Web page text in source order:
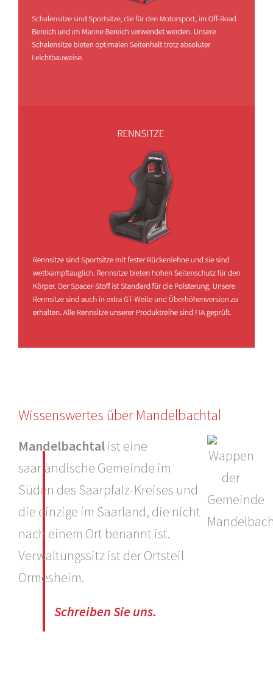
Wissenswertes über Mandelbachtal
Mandelbachtal ist eine
saarländische Gemeinde im
Süden des Saarpfalz-Kreises und
die einzige im Saarland, die nicht
nach einem Ort benannt ist.
Verwaltungssitz ist der Ortsteil
Ormesheim.
Schreiben Sie uns.